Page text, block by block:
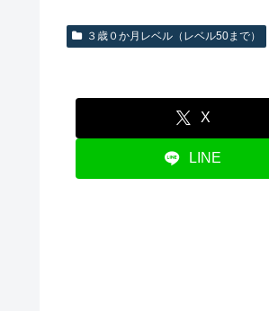
３歳０か月レベル（レベル50まで）
X
LINE